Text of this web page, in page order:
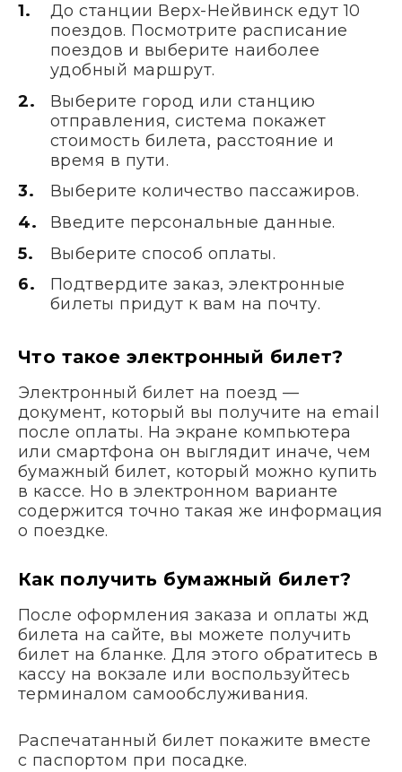
До станции Верх-Нейвинск едут 10
поездов. Посмотрите расписание
поездов и выберите наиболее
удобный маршрут.
Выберите город или станцию
отправления, система покажет
стоимость билета, расстояние и
время в пути.
Выберите количество пассажиров.
Введите персональные данные.
Выберите способ оплаты.
Подтвердите заказ, электронные
билеты придут к вам на почту.
Что такое электронный билет?
Электронный билет на поезд —
документ, который вы получите на email
после оплаты. На экране компьютера
или смартфона он выглядит иначе, чем
бумажный билет, который можно купить
в кассе. Но в электронном варианте
содержится точно такая же информация
о поездке.
Как получить бумажный билет?
После оформления заказа и оплаты жд
билета на сайте, вы можете получить
билет на бланке. Для этого обратитесь в
кассу на вокзале или воспользуйтесь
терминалом самообслуживания.
Распечатанный билет покажите вместе
с паспортом при посадке.